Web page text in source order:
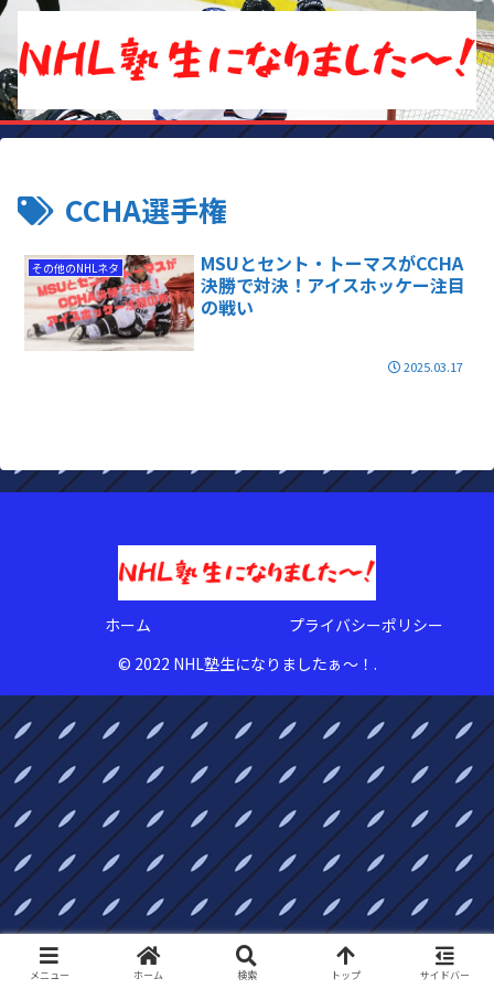
CCHA選手権
その他のNHLネタ
MSUとセント・トーマスがCCHA
決勝で対決！アイスホッケー注目
の戦い
2025.03.17
ホーム
プライバシーポリシー
© 2022 NHL塾生になりましたぁ〜！.
メニュー ホーム 検索 トップ サイドバー